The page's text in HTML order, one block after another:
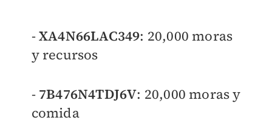
-XA4N66LAC349: 20,000 moras
y recursos
- 7B476N4TDJ6V: 20,000 moras y
comida